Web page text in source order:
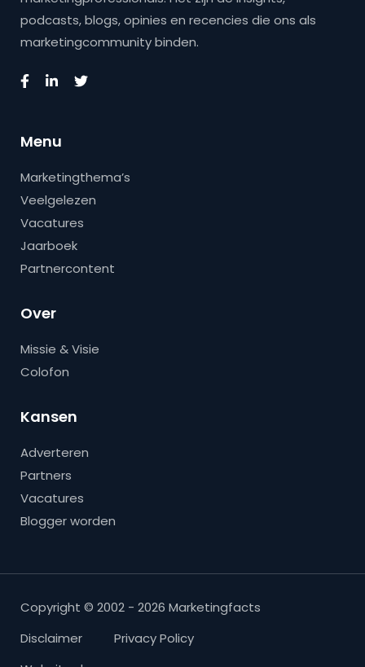
podcasts, blogs, opinies en recencies die ons als
marketingcommunity binden.
Menu
Marketingthema’s
Veelgelezen
Vacatures
Jaarboek
Partnercontent
Over
Missie & Visie
Colofon
Kansen
Adverteren
Partners
Vacatures
Blogger worden
Copyright © 2002 - 2026 Marketingfacts
Disclaimer
Privacy Policy